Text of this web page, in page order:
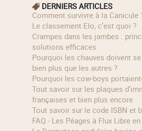
DERNIERS ARTICLES
Comment survivre à la Canicule
Le classement Elo, c’est quoi ?
Crampes dans les jambes : principales causes et
solutions efficaces
Pourquoi les chauves doivent se méfier du soleil
bien plus que les autres ?
Pourquoi les cow‑boys
Tout savoir sur les plaques d'immatriculation
françaises et bien plus encore
Tout savoir sur le code ISBN et
FAQ - Les Péages à Flux Libre